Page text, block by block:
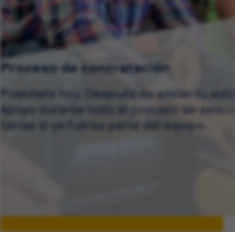
Proceso de contratación
Postúlate hoy. Después de enviar tu
apoyo durante todo el proceso de
harías si ya fueras parte del equipo.